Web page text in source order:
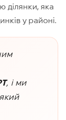
ділянки, яка
у районі.
, і ми